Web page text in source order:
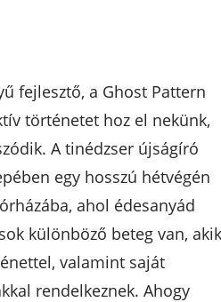
fejlesztő, a Ghost Pattern
történetet hoz el nekünk,
A tinédzser újságíró
egy hosszú hétvégén
ahol édesanyád
különböző beteg van,
valamint saját
rendelkeznek. Ahogy